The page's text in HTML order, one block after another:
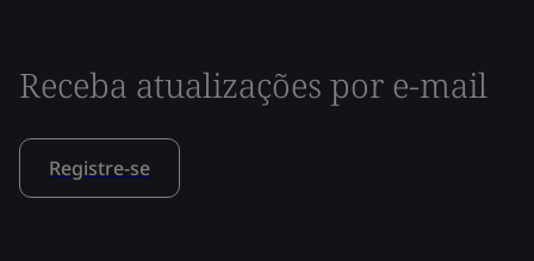
Receba atualizações por e-mail
Registre-se